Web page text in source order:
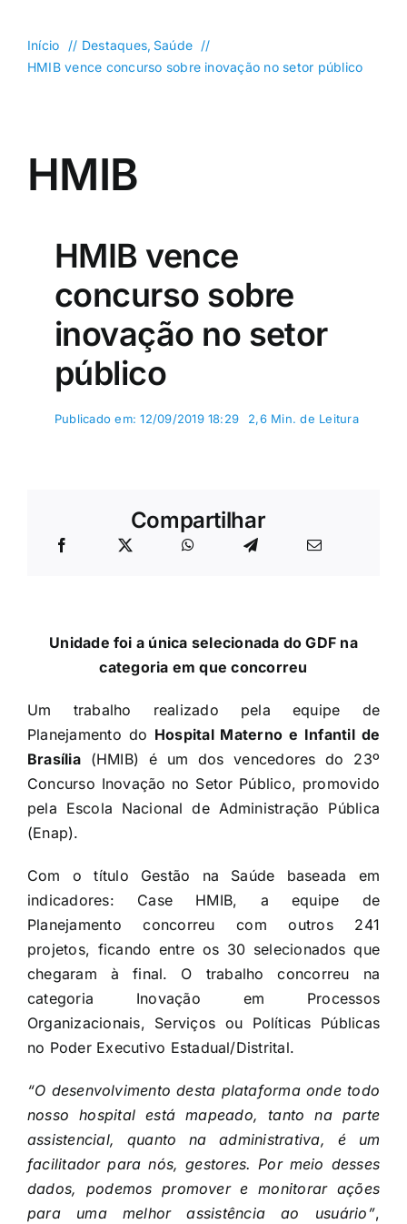
Goiás
Política
Entretenimento
Buscar
para:
Início Destaques Saúde
HMIB vence concurso sobre inovação no setor público
HMIB
HMIB vence
concurso sobre
inovação no setor
público
Publicado em: 12/09/2019 18:29 2,6 Min. de Leitura
Compartilhar
Unidade foi a única selecionada do GDF na
categoria em que concorreu
Um trabalho realizado pela equipe de
Planejamento do Hospital Materno e Infantil de
Brasília(HMIB) é um dos vencedores do 23º
Concurso Inovação no Setor Público, promovido
pela Escola Nacional de Administração Pública
(Enap).
Com o título Gestão na Saúde baseada em
indicadores: Case HMIB, a equipe de
Planejamento concorreu com outros 241
projetos, ficando entre os 30 selecionados que
chegaram à final. O trabalho concorreu na
categoria Inovação em Processos
Organizacionais, Serviços ou Políticas Públicas
no Poder Executivo Estadual/Distrital.
“O desenvolvimento desta plataforma onde todo
nosso hospital está mapeado, tanto na parte
assistencial, quanto na administrativa, é um
facilitador para nós, gestores. Por meio desses
dados, podemos promover e monitorar ações
para uma melhor assistência ao usuário”,